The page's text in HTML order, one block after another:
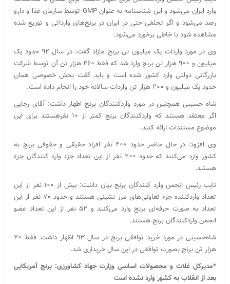
وارد ایران می‌شود و این شناسنامه به عنوان GMP توسط سازمان غذا و دارو
رصد می‌شود و اگر تخلفی حتی در ایران در برنج‌های وارداتی و توزیع شده
مشاهده شود با خاطی برخورد می‌شود.
وی در مورد واردات یک میلیون تن برنج مازاد گفت: در سال ۹۲ حدود یک
میلیون و ۹۰۰ هزار تن برنج وارد شد که فقط ۴۶۰ هزار تن آن توسط شرکت
بازرگانی دولتی وارد کشور شده است و باید گفت بخش خصوصی همان
حدود یک میلیون و ۲۰۰ هزار تن واردات سالانه خود را انجام داده است.
شاه حسینی همچنین در مورد واردکنندگان برنج اظهار داشت: آقای رجایی
اگر معتقد هستند که واردکنندگان برنج کمتر از ۱۰ نفرهستند برای این
موضوع مستندات ارائه کنند.
وی افزود: در حال حاضر حدود ۴۰۰ نفر افراد حقیقی و حقوقی برنج به
کشور وارد می‌کنند که حدود ۲۰۰ نفر از این تعداد جزء وارد کنندگان جزء
هستند.
نایب رئیس انجمن وارد کنندگان برنج بیان داشت: بیش از ۱۰۰ نفر از این
تعداد واردکننده جزء تعاونی‌های مرز نشینی هستند و حدود ۷۰ نفر از این
تعداد به صورت حرفه‌ای برنج وارد می‌کنند و ۵۲ نفر از این تعداد عضو
انجمن واردکنندگان برنج هستند.
شاه‌حسینی در مورد خرید توافقی برنج در سال ۹۳ اظهار داشت: فقط ۲۰
هزار تن برنج بصورت توافقی در این سال خریداری شد.
*مدیرکل غلات و محصولات اساسی وزارت جهاد کشاورزی: برنج آمریکایی
بعد از انقلاب به کشور وارد نشده است